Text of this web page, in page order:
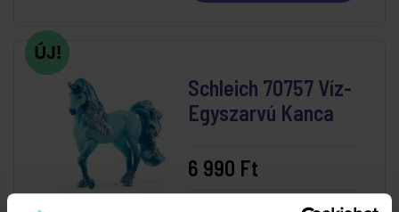
Schleich 70757 Víz-
Egyszarvú Kanca
6 990 Ft